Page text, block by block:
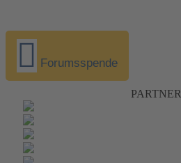
Forumsspende
PARTNER